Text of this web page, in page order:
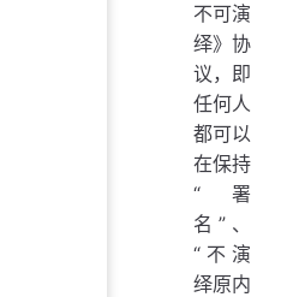
不可演
绎》协
议，即
任何人
都可以
在保持
“署
名”、
“不演
绎原内